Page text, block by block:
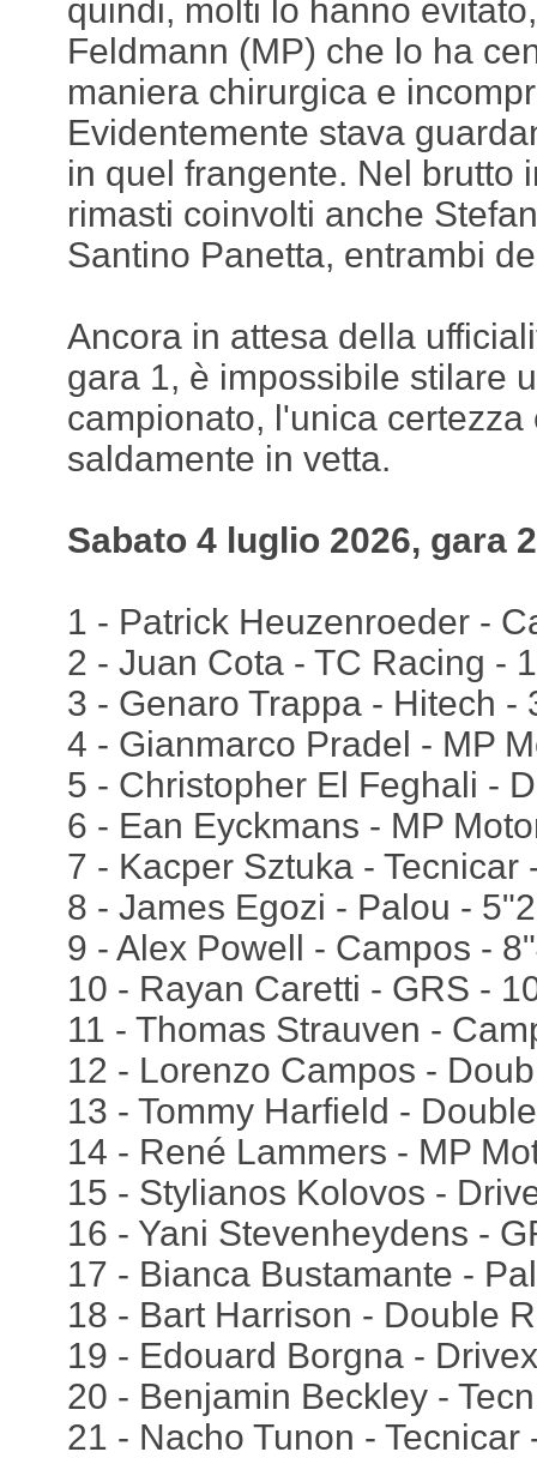
quindi, molti lo hanno
Feldmann (MP) che lo ha
maniera chirurgica e
Evidentemente stava
in quel frangente. Nel brutto
rimasti coinvolti anche
Santino Panetta, entrambi
Ancora in attesa della
gara 1, è impossibile stilare
campionato, l'unica
saldamente in vetta.
Sabato 4 luglio 2026, gara 2
1 - Patrick Heuzenroeder -
2 - Juan Cota - TC Racing -
3 - Genaro Trappa - Hitech -
4 - Gianmarco Pradel - MP
5 - Christopher El Feghali -
6 - Ean Eyckmans - MP
7 - Kacper Sztuka - Tecnicar
8 - James Egozi - Palou -
9 - Alex Powell - Campos -
10 - Rayan Caretti - GRS -
11 - Thomas Strauven -
12 - Lorenzo Campos -
13 - Tommy Harfield -
14 - René Lammers - MP
15 - Stylianos Kolovos -
16 - Yani Stevenheydens -
17 - Bianca Bustamante -
18 - Bart Harrison - Double
19 - Edouard Borgna -
20 - Benjamin Beckley -
21 - Nacho Tunon - Tecnicar